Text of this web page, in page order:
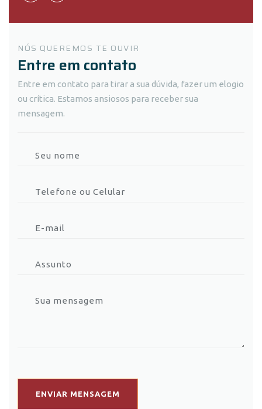
NÓS QUEREMOS TE OUVIR
Entre em contato
Entre em contato para tirar a sua dúvida, fazer um elogio
ou crítica. Estamos ansiosos para receber sua
mensagem.
ENVIAR MENSAGEM